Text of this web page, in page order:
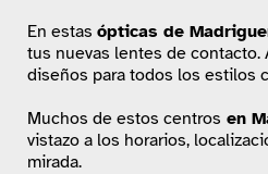
En estas ópticas de
tus nuevas lentes de
diseños para todos los estilos
Muchos de estos centros en
vistazo a los horarios,
mirada.